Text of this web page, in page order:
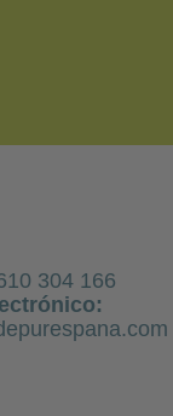
304 166